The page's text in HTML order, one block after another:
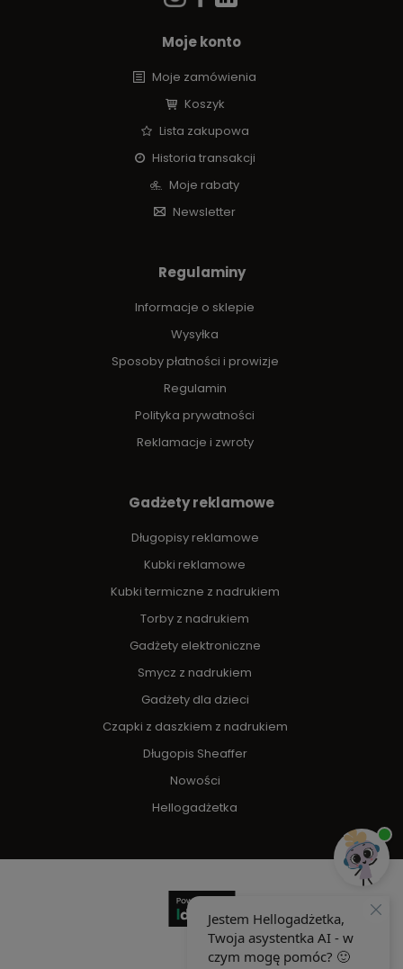
Moje konto
Moje zamówienia
Koszyk
Lista zakupowa
Historia transakcji
Moje rabaty
Newsletter
Regulaminy
Informacje o sklepie
Wysyłka
Sposoby płatności i prowizje
Regulamin
Polityka prywatności
Reklamacje i zwroty
Gadżety reklamowe
Długopisy reklamowe
Kubki reklamowe
Kubki termiczne z nadrukiem
Torby z nadrukiem
Gadżety elektroniczne
Smycz z nadrukiem
Gadżety dla dzieci
Czapki z daszkiem z nadrukiem
Długopis Sheaffer
Nowości
Hellogadżetka